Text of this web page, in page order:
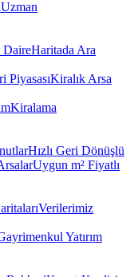
Uzman
DaireHaritada Ara
PiyasasıKiralık Arsa
Kiralama
Hızlı Geri Dönüşlü
Uygun m² Fiyatlı
Verilerimiz
Yatırım